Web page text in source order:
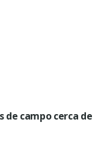
de campo cerca de